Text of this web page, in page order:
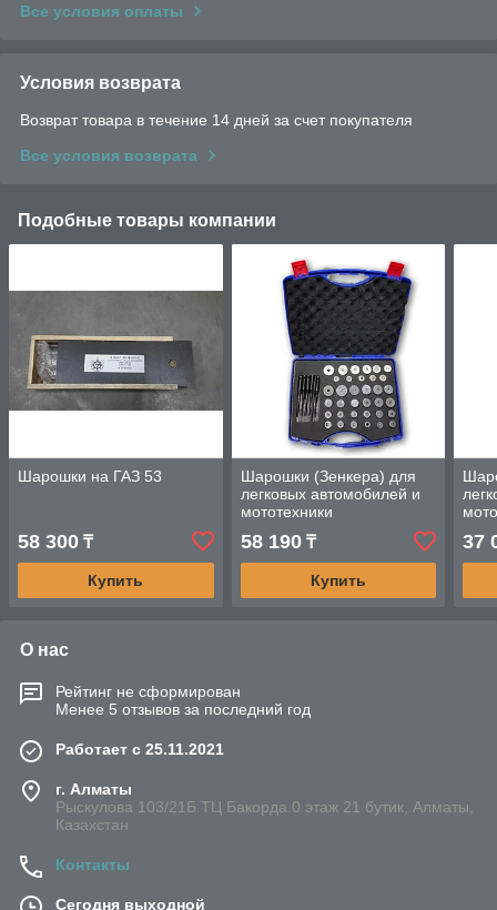
Все условия оплаты
Условия возврата
Возврат товара в течение 14 дней за счет покупателя
Все условия возврата
Подобные товары компании
Шарошки на ГАЗ 53
58 300 ₸
Купить
Шарошки (Зенкера) для
легковых автомобилей и
мототехники
58 190₸
Купить
37
О нас
Рейтинг не сформирован
Менее 5 отзывов за последний год
Работает с 25.11.2021
г. Алматы
Рыскулова 103/21Б.ТЦ Бакорда.0 этаж 21 бутик, Алматы,
Казахстан
Контакты
Сегодня выходной